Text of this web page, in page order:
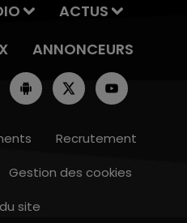
ACTUS
ANNONCEURS
Recrutement
Gestion des cookies
site